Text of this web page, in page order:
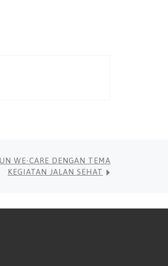
WE-CARE DENGAN TEMA
KEGIATAN JALAN SEHAT